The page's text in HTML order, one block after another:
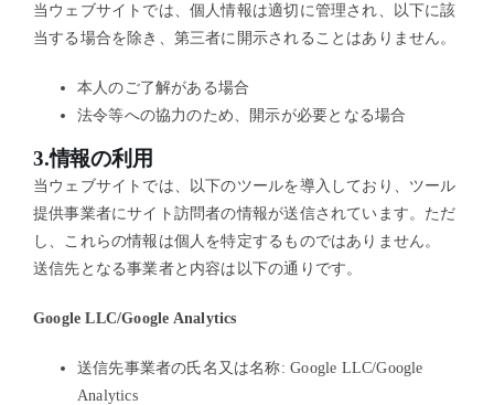
当ウェブサイトでは、個人情報は適切に管理され、以下に該
当する場合を除き、第三者に開示されることはありません。
本人のご了解がある場合
法令等への協力のため、開示が必要となる場合
3.情報の利用
当ウェブサイトでは、以下のツールを導入しており、ツール
提供事業者にサイト訪問者の情報が送信されています。ただ
し、これらの情報は個人を特定するものではありません。
送信先となる事業者と内容は以下の通りです。
Google LLC/Google Analytics
送信先事業者の氏名又は名称: Google LLC/Google
Analytics